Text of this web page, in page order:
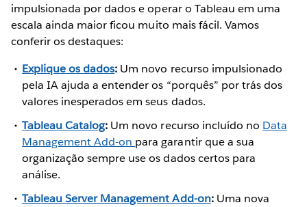
impulsionada por dados e operar o Tableau em uma
escala ainda maior ficou muito mais fácil. Vamos
conferir os destaques:
Explique os dados: Um novo recurso impulsionado
pela IA ajuda a entender os “porquês” por trás dos
valores inesperados em seus dados.
Tableau Catalog: Um novo recurso incluído no Data
Management Add-on para garantir que a sua
organização sempre use os dados certos para
análise.
Tableau Server Management Add-on:Uma nova